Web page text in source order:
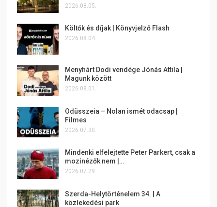
2026.08.05.
Költők és díjak | Könyvjelző Flash
2026.08.04.
Menyhárt Dodi vendége Jónás Attila |
Magunk között
2026.08.01.
Odüsszeia – Nolan ismét odacsap |
Filmes
2026.07.30.
Mindenki elfelejtette Peter Parkert, csak a
mozinézők nem |…
2026.07.29.
Szerda-Helytörténelem 34. | A
közlekedési park